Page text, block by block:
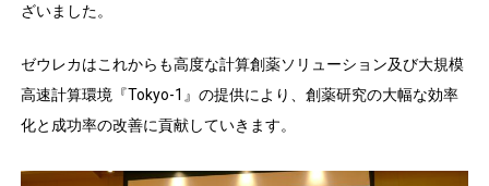
ざいました。
ゼウレカはこれからも高度な計算創薬ソリューション及び大規模
高速計算環境『Tokyo-1』の提供により、創薬研究の大幅な効率
化と成功率の改善に貢献していきます。